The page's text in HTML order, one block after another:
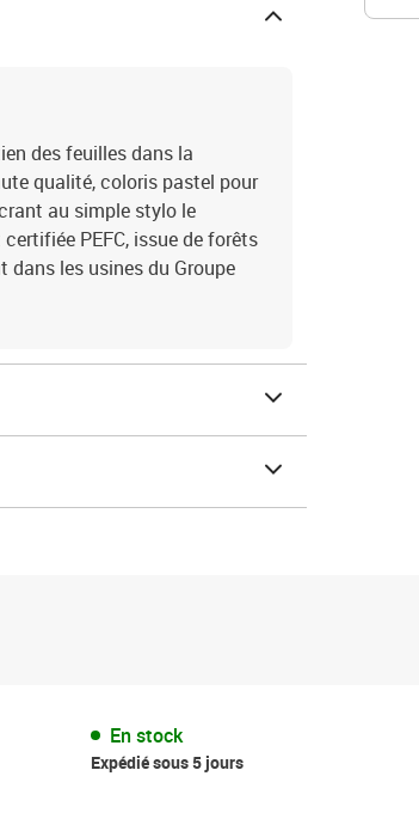
des feuilles dans la
qualité, coloris pastel pour
au simple stylo le
PEFC, issue de forêts
dans les usines du Groupe
En stock
Expédié sous 5 jours